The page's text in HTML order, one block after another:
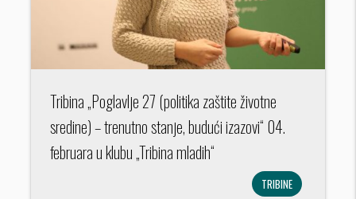
Tribina „Poglavlje 27 (politika zaštite životne
sredine) – trenutno stanje, budući izazovi“ 04.
februara u klubu „Tribina mladih“
TRIBINE